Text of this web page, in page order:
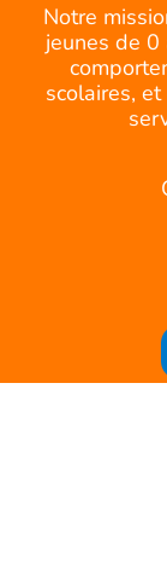
Notre
jeunes de
scolaires,